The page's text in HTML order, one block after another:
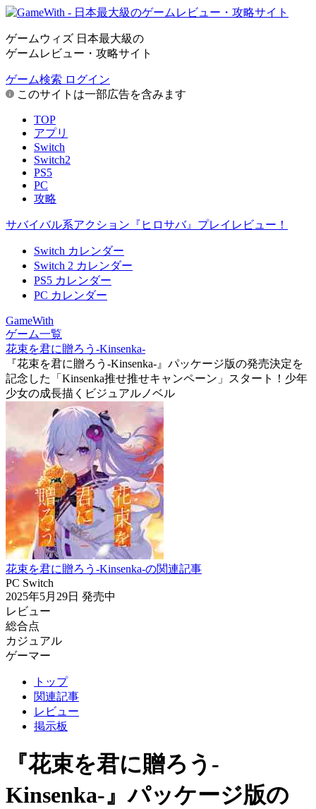
ゲームウィズ 日本最大級の
ゲームレビュー・攻略サイト
ゲーム検索 ログイン
このサイトは一部広告を含みます
TOP
アプリ
Switch
Switch2
PS5
PC
攻略
サバイバル系アクション『ヒロサバ』プレイレビュー！
Switch カレンダー
Switch 2 カレンダー
PS5 カレンダー
PC カレンダー
GameWith
ゲーム一覧
花束を君に贈ろう-Kinsenka-
『花束を君に贈ろう-Kinsenka-』パッケージ版の発売決定を
記念した「Kinsenka推せ推せキャンペーン」スタート！少年
少女の成長描くビジュアルノベル
花束を君に贈ろう-Kinsenka-の関連記事
PC Switch
2025年5月29日 発売中
レビュー
総合点
カジュアル
ゲーマー
トップ
関連記事
レビュー
掲示板
『花束を君に贈ろう-
Kinsenka-』パッケージ版の